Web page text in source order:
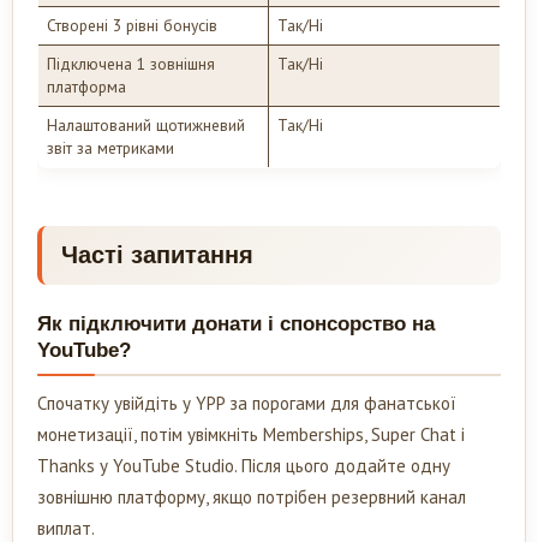
Створені 3 рівні бонусів
Так/Ні
Підключена 1 зовнішня
платформа
Так/Ні
Налаштований щотижневий
звіт за метриками
Так/Ні
Часті запитання
Як підключити донати і спонсорство на
YouTube?
Спочатку увійдіть у YPP за порогами для фанатської
монетизації, потім увімкніть Memberships, Super Chat і
Thanks у YouTube Studio. Після цього додайте одну
зовнішню платформу, якщо потрібен резервний канал
виплат.